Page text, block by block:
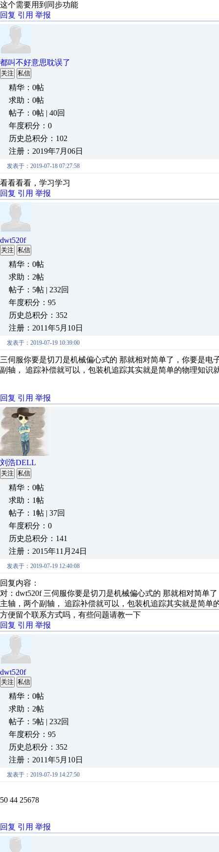
这个需要用到同步功能
回复 引用 举报
都叫不好意思耽误了
关注 私信
精华：0帖
求助：0帖
帖子：0帖 | 40回
年度积分：0
历史总积分：102
注册：2019年7月06日
发表于：2019-07-18 07:27:58
看看看看，学习学习
回复 引用 举报
dwt520f
关注 私信
精华：0帖
求助：2帖
帖子：5帖 | 232回
年度积分：95
历史总积分：352
注册：2011年5月10日
发表于：2019-07-19 10:39:00
三伺服你要是切刀是机械偏心式的 那就相对简单了，你要是
副轴， 追踪补偿就可以，包装机追踪其实就是简单的物理知识
回复 引用 举报
刘浩DELL
关注 私信
精华：0帖
求助：1帖
帖子：1帖 | 37回
年度积分：0
历史总积分：141
注册：2015年11月24日
发表于：2019-07-19 12:40:08
回复内容：
对：dwt520f 三伺服你要是切刀是机械偏心式的 那就相对简单
主轴，两个副轴， 追踪补偿就可以，包装机追踪其实就是简
方便留个联系方式吗，有些问题请教一下
回复 引用 举报
dwt520f
关注 私信
精华：0帖
求助：2帖
帖子：5帖 | 232回
年度积分：95
历史总积分：352
注册：2011年5月10日
发表于：2019-07-19 14:27:50
50 44 25678
回复 引用 举报